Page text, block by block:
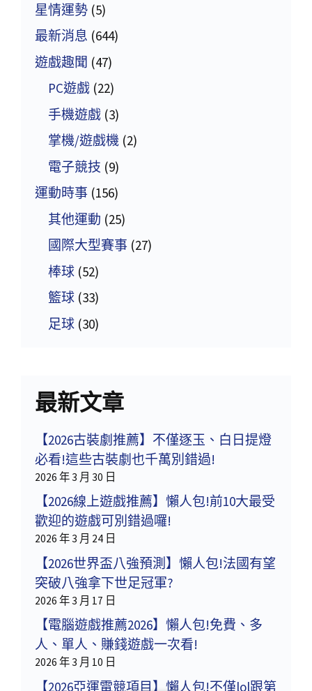
星情運勢 (5)
最新消息 (644)
遊戲趣聞 (47)
PC遊戲 (22)
手機遊戲 (3)
掌機/遊戲機 (2)
電子競技 (9)
運動時事 (156)
其他運動 (25)
國際大型賽事 (27)
棒球 (52)
籃球 (33)
足球 (30)
最新文章
【2026古裝劇推薦】不僅逐玉、白日提燈
必看!這些古裝劇也千萬別錯過!
2026 年 3 月 30 日
【2026線上遊戲推薦】懶人包!前10大最受
歡迎的遊戲可別錯過囉!
2026 年 3 月 24 日
【2026世界盃八強預測】懶人包!法國有望
突破八強拿下世足冠軍?
2026 年 3 月 17 日
【電腦遊戲推薦2026】懶人包!免費、多
人、單人、賺錢遊戲一次看!
2026 年 3 月 10 日
【2026亞運電競項目】懶人包!不僅lol跟第